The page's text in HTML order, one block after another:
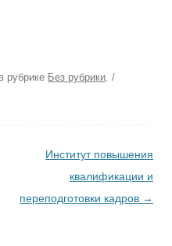
в рубрике Без рубрики. /
Институт повышения
квалификации и
переподготовки кадров →